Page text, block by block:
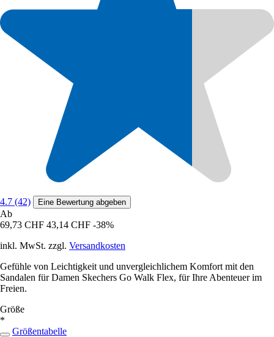
4.7 (42) Eine Bewertung abgeben
Ab
69,73 CHF 43,14 CHF -38%
inkl. MwSt. zzgl. Versandkosten
Gefühle von Leichtigkeit und unvergleichlichem Komfort mit den
Sandalen für Damen Skechers Go Walk Flex, für Ihre Abenteuer im
Freien.
Größe
*
Größentabelle